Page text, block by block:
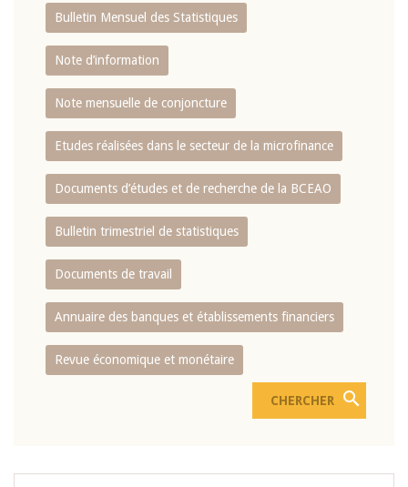
Bulletin Mensuel des Statistiques
Note d’information
Note mensuelle de conjoncture
Etudes réalisées dans le secteur de la microfinance
Documents d’études et de recherche de la BCEAO
Bulletin trimestriel de statistiques
Documents de travail
Annuaire des banques et établissements financiers
Revue économique et monétaire